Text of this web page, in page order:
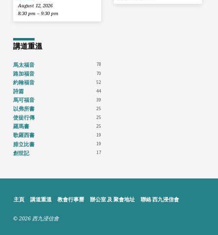
August 12, 2026
8:30 pm – 9:30 pm
講道重溫
馬太福音 78
路加福音 70
約翰福音 52
詩篇 44
馬可福音 39
以弗所書 25
使徒行傳 25
羅馬書 25
歌羅西書 19
腓立比書 19
創世記 17
主頁 講道重溫 教會行事曆 辦公室 及 聚會地址 聯絡 西九浸信會
© 2026 西九浸信會